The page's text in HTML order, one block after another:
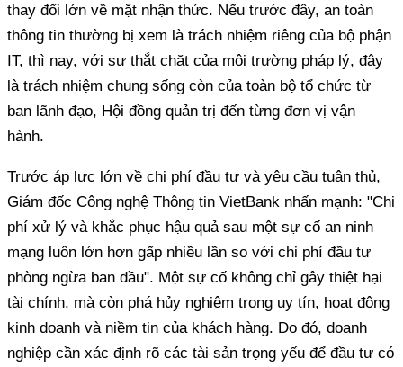
thay đổi lớn về mặt nhận thức. Nếu trước đây, an toàn
thông tin thường bị xem là trách nhiệm riêng của bộ phận
IT, thì nay, với sự thắt chặt của môi trường pháp lý, đây
là trách nhiệm chung sống còn của toàn bộ tổ chức từ
ban lãnh đạo, Hội đồng quản trị đến từng đơn vị vận
hành.
Trước áp lực lớn về chi phí đầu tư và yêu cầu tuân thủ,
Giám đốc Công nghệ Thông tin VietBank nhấn mạnh: "Chi
phí xử lý và khắc phục hậu quả sau một sự cố an ninh
mạng luôn lớn hơn gấp nhiều lần so với chi phí đầu tư
phòng ngừa ban đầu". Một sự cố không chỉ gây thiệt hại
tài chính, mà còn phá hủy nghiêm trọng uy tín, hoạt động
kinh doanh và niềm tin của khách hàng. Do đó, doanh
nghiệp cần xác định rõ các tài sản trọng yếu để đầu tư có